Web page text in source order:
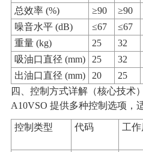
总效率 (%)
≥90 ≥90
噪音水平 (dB)
≤67 ≤67
重量 (kg)
25 32
吸油口直径 (mm)
25 32
出油口直径 (mm)
20 25
四、控制方式详解（核心技术）
A10VSO 提供多种控制选项，
控制类型 代码 工